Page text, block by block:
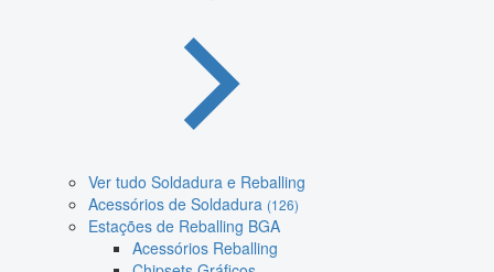
Ver tudo Soldadura e Reballing
Acessórios de Soldadura (126)
Estações de Reballing BGA
Acessórios Reballing